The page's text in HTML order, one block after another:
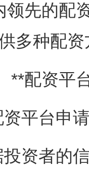
领先的配
多种配
**配资平
平台申
资者的